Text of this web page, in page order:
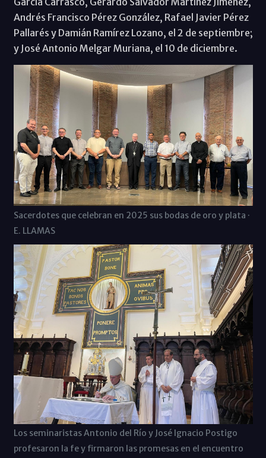
Andrés Francisco Pérez González, Rafael Javier Pérez
Pallarés y Damián Ramírez Lozano, el 2 de septiembre;
y José Antonio Melgar Muriana, el 10 de diciembre.
Sacerdotes que celebran en 2025 sus bodas de oro y plata ·
E. LLAMAS
Los seminaristas Antonio del Río y José Ignacio Postigo
profesaron la fe y firmaron las promesas en el encuentro